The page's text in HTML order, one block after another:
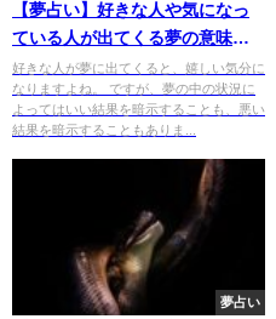
【夢占い】好きな人や気になっ
ている人が出てくる夢の意味
は？
好きな人が夢に出てくると、嬉しい気分に
なりますよね。 ですが、夢の中の状況に
よってはいい結果を暗示することも、悪い
結果を暗示することもありま...
夢占い